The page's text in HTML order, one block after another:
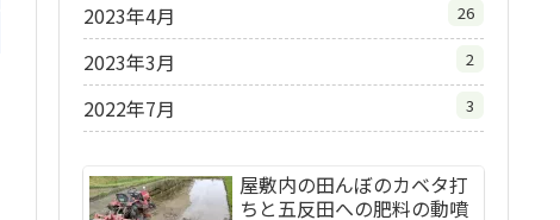
2023年4月 26
2023年3月 2
2022年7月 3
屋敷内の田んぼのカベタ打
ちと五反田への肥料の動噴